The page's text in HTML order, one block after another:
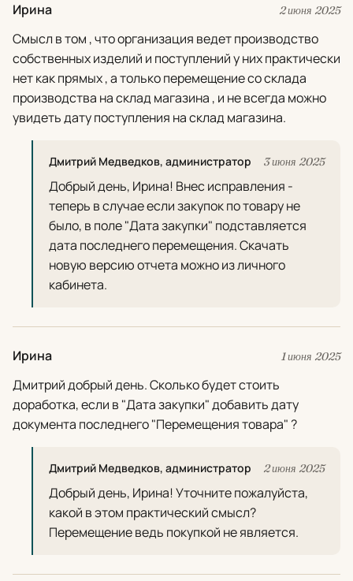
Ирина 2 июня 2025
Смысл в том , что организация ведет производство
собственных изделий и поступлений у них практически
нет как прямых , а только перемещение со склада
производства на склад магазина , и не всегда можно
увидеть дату поступления на склад магазина.
Дмитрий Медведков, администратор 3 июня 2025
Добрый день, Ирина! Внес исправления -
теперь в случае если закупок по товару не
было, в поле "Дата закупки" подставляется
дата последнего перемещения. Скачать
новую версию отчета можно из личного
кабинета.
Ирина 1 июня 2025
Дмитрий добрый день. Сколько будет стоить
доработка, если в "Дата закупки" добавить дату
документа последнего "Перемещения товара" ?
Дмитрий Медведков, администратор 2 июня 2025
Добрый день, Ирина! Уточните пожалуйста,
какой в этом практический смысл?
Перемещение ведь покупкой не является.